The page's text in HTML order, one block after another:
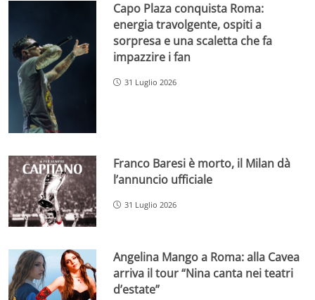
Capo Plaza conquista Roma:
energia travolgente, ospiti a
sorpresa e una scaletta che fa
impazzire i fan
31 Luglio 2026
Franco Baresi è morto, il Milan dà
l’annuncio ufficiale
31 Luglio 2026
Angelina Mango a Roma: alla Cavea
arriva il tour “Nina canta nei teatri
d’estate”